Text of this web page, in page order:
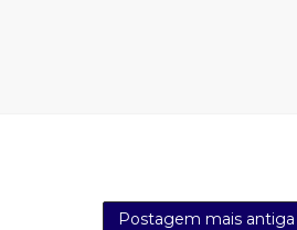
Postagem mais antiga